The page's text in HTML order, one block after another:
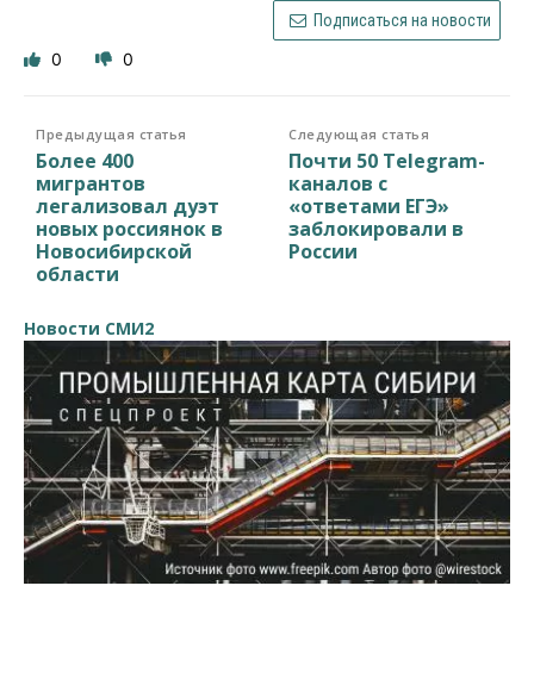
Подписаться на новости
0 0
Предыдущая статья
Более 400
мигрантов
легализовал дуэт
новых россиянок в
Новосибирской
области
Следующая статья
Почти 50 Telegram-
каналов с
«ответами ЕГЭ»
заблокировали в
России
Новости СМИ2